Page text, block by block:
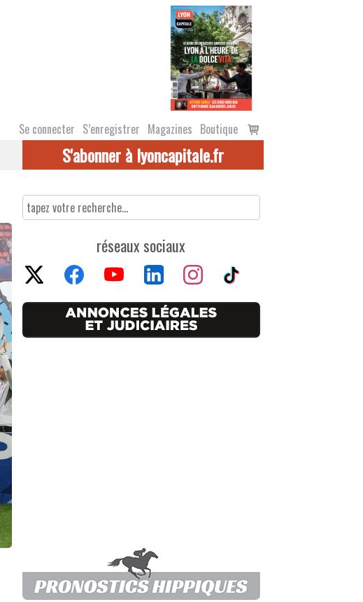
Se connecter S’enregistrer Magazines Boutique
Voir
le
S'abonner à lyoncapitale.fr
réseaux sociaux